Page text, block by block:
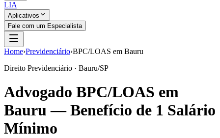
LIA
Aplicativos
Fale com um Especialista
Home›Previdenciário›BPC/LOAS em Bauru
Direito Previdenciário · Bauru/SP
Advogado BPC/LOAS em
Bauru — Benefício de 1 Salário
Mínimo